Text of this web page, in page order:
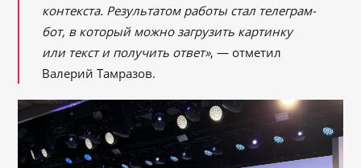
контекста. Результатом работы стал телеграм-
бот, в который можно загрузить картинку
или текст и получить ответ», — отметил
Валерий Тамразов.